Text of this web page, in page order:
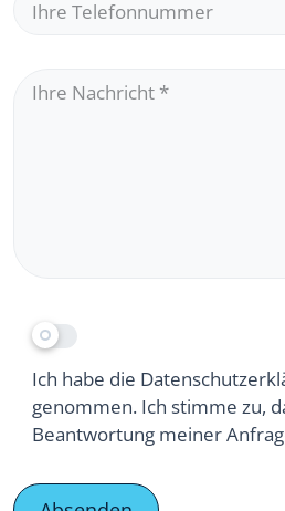
Ihre Nachricht*
Ich habe die
genommen. Ich stimme zu,
Beantwortung meiner